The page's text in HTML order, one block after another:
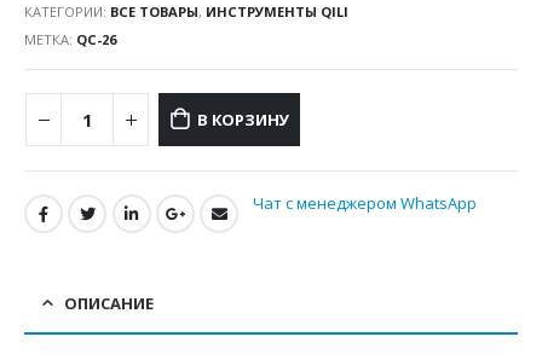
КАТЕГОРИИ: ВСЕ ТОВАРЫ, ИНСТРУМЕНТЫ QILI
МЕТКА: QC-26
В КОРЗИНУ
Чат с менеджером WhatsApp
ОПИСАНИЕ